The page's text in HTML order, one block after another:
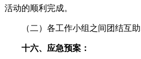
活动的顺利完成。
（二）各工作小组之间团结互助
十六、应急预案：